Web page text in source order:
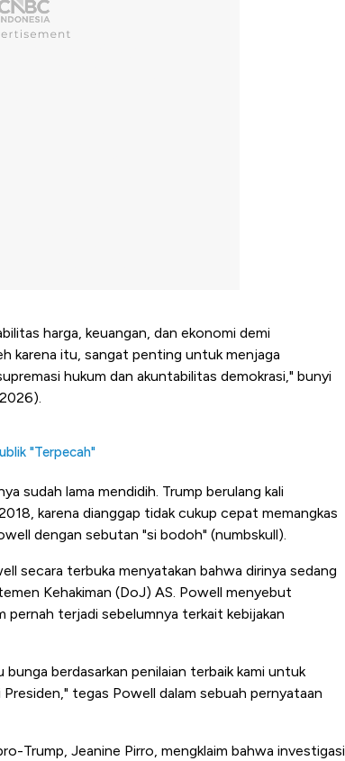
harga, keuangan, dan ekonomi demi
karena itu, sangat penting untuk menjaga
hukum dan akuntabilitas demokrasi," bunyi
"Terpecah"
sudah lama mendidih. Trump berulang kali
karena dianggap tidak cukup cepat memangkas
dengan sebutan "si bodoh" (numbskull).
secara terbuka menyatakan bahwa dirinya sedang
Kehakiman (DoJ) AS. Powell menyebut
pernah terjadi sebelumnya terkait kebijakan
berdasarkan penilaian terbaik kami untuk
tegas Powell dalam sebuah pernyataan
Trump, Jeanine Pirro, mengklaim bahwa investigasi
Kongo Tutup Keran Ekspor, Harga